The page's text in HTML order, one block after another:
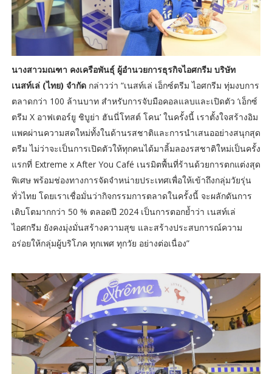
นางสาวมณฑา คงเครือพันธุ์ ผู้อำนวยการธุรกิจไอศกรีม บริษัท
เนสท์เล่ (ไทย) จำกัดกล่าวว่า “เนสท์เล่ เอ็กซ์ตรีม ไอศกรีม ทุ่มงบการ
ตลาดกว่า 100 ล้านบาท สำหรับการจับมือคอลแลบและเปิดตัว ‘เอ็กซ์
ตรีม X อาฟเตอร์ยู ชิบูย่า ฮันนี่โทสต์ โคน’ ในครั้งนี้ เราตั้งใจสร้างอิม
แพคผ่านความสดใหม่ทั้งในด้านรสชาติและการนำเสนออย่างสนุกสุด
ตรีม ไม่ว่าจะเป็นการเปิดตัวให้ทุกคนได้มาลิ้มลองรสชาติใหม่เป็นครั้ง
แรกที่ Extreme x After You Café เนรมิตพื้นที่ร้านด้วยการตกแต่งสุด
พิเศษ พร้อมช่องทางการจัดจำหน่ายประเทศเพื่อให้เข้าถึงกลุ่มวัยรุ่น
ทั่วไทย โดยเราเชื่อมั่นว่ากิจกรรมการตลาดในครั้งนี้ จะผลักดันการ
เติบโตมากกว่า 50 % ตลอดปี 2024 เป็นการตอกย้ำว่า เนสท์เล่
ไอศกรีม ยังคงมุ่งมั่นสร้างความสุข และสร้างประสบการณ์ความ
อร่อยให้กลุ่มผู้บริโภค ทุกเพศ ทุกวัย อย่างต่อเนื่อง”